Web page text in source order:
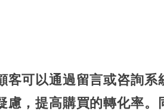
客可以通過留言或咨詢
，提高購買的轉化率。